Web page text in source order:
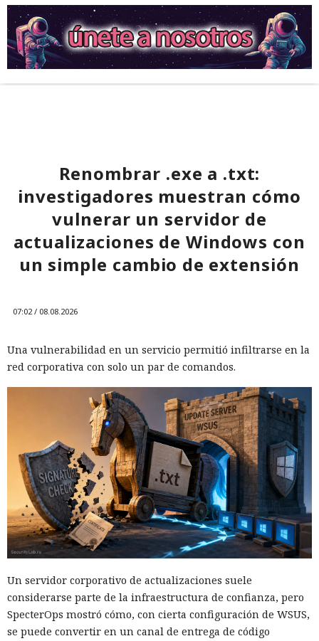
Renombrar .exe a .txt:
investigadores muestran cómo
vulnerar un servidor de
actualizaciones de Windows con
un simple cambio de extensión
07:02 / 08.08.2026
Una vulnerabilidad en un servicio permitió infiltrarse en la
red corporativa con solo un par de comandos.
Un servidor corporativo de actualizaciones suele
considerarse parte de la infraestructura de confianza, pero
SpecterOps mostró cómo, con cierta configuración de WSUS,
se puede convertir en un canal de entrega de código